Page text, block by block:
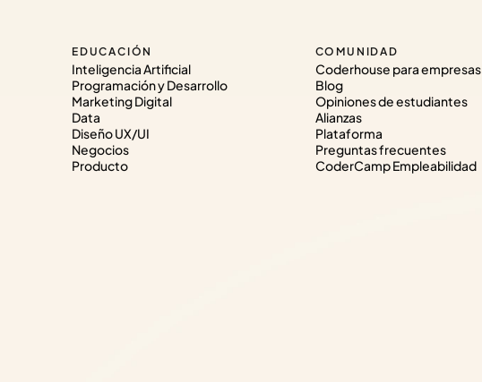
EDUCACIÓN
Inteligencia Artificial
Programación y Desarrollo
Marketing Digital
Data
Diseño UX/UI
Negocios
Producto
COMUNIDAD
Coderhouse para empresas
Blog
Opiniones de estudiantes
Alianzas
Plataforma
Preguntas frecuentes
CoderCamp Empleabilidad